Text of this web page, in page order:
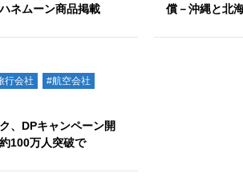
ネムーン商品掲載
償－沖縄と北
行会社
#航空会社
、DPキャンペーン開
100万人突破で